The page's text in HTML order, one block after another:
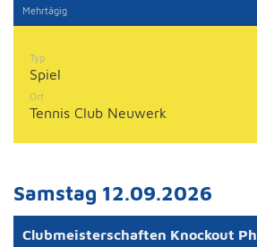
Mehrtägig
Typ
Spiel
Ort
Tennis Club Neuwerk
Samstag 12.09.2026
Clubmeisterschaften Knockout